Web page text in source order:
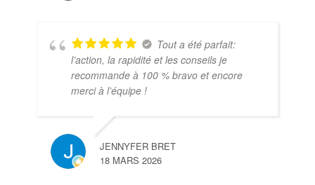
Tout a été parfait:
l’action, la rapidité et les conseils je
recommande à 100 % bravo et encore
merci à l’équipe !
JENNYFER BRET
18 MARS 2026